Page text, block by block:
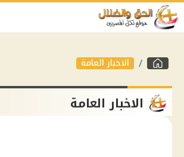
الاخبار العامة
الاخبار العامة